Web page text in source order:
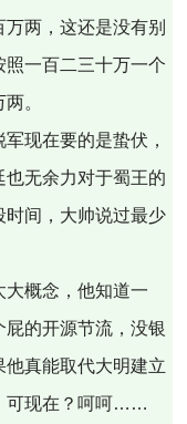
两，这还是没有别
一百二三十万一个
。
现在要的是蛰伏，
无余力对于蜀王的
时间，大帅说过最少
概念，他知道一
的开源节流，没银
真能取代大明建立
可现在？呵呵……